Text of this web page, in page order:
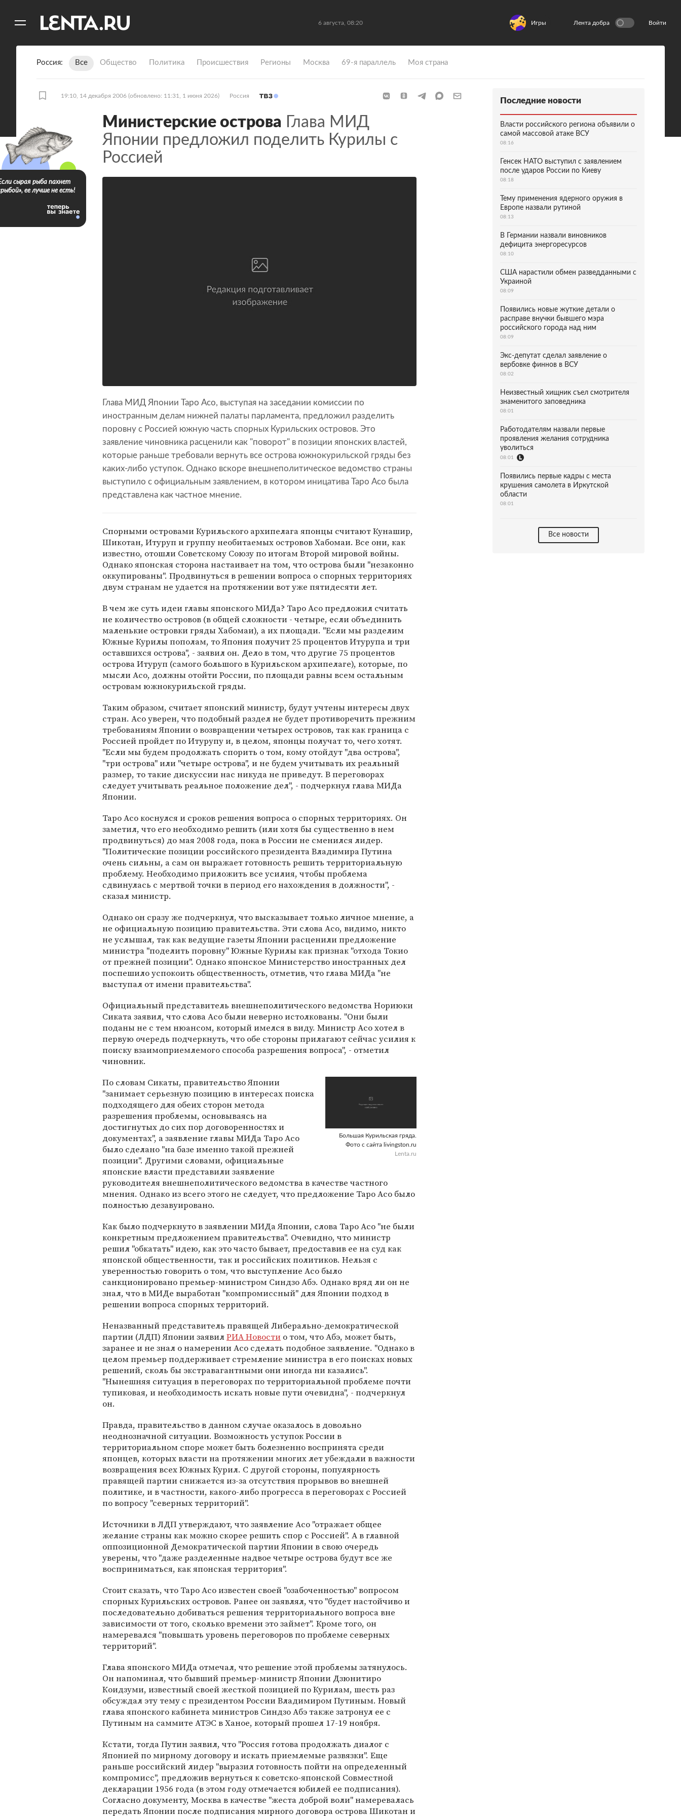
6 августа, 08:20 Игры Лента добра Войти
Россия Все Общество Политика Происшествия Регионы Москва 69-я параллель Моя страна
19:10, 14 декабря 2006 (обновлено: 11:31, 1 июня 2026) Россия
Министерские острова Глава МИД
Японии предложил поделить Курилы с
Россией
Глава МИД Японии Таро Асо, выступая на заседании комиссии по
иностранным делам нижней палаты парламента, предложил разделить
поровну с Россией южную часть спорных Курильских островов. Это
заявление чиновника расценили как "поворот" в позиции японских властей,
которые раньше требовали вернуть все острова южнокурильской гряды без
каких-либо уступок. Однако вскоре внешнеполитическое ведомство страны
выступило с официальным заявлением, в котором иницатива Таро Асо была
представлена как частное мнение.
Спорными островами Курильского архипелага японцы считают Кунашир,
Шикотан, Итуруп и группу необитаемых островов Хабомаи. Все они, как
известно, отошли Советскому Союзу по итогам Второй мировой войны.
Однако японская сторона настаивает на том, что острова были "незаконно
оккупированы". Продвинуться в решении вопроса о спорных территориях
двум странам не удается на протяжении вот уже пятидесяти лет.
В чем же суть идеи главы японского МИДа? Таро Асо предложил считать
не количество островов (в общей сложности - четыре, если объединить
маленькие островки гряды Хабомаи), а их площади. "Если мы разделим
Южные Курилы пополам, то Япония получит 25 процентов Итурупа и три
оставшихся острова", - заявил он. Дело в том, что другие 75 процентов
острова Итуруп (самого большого в Курильском архипелаге), которые, по
мысли Асо, должны отойти России, по площади равны всем остальным
островам южнокурильской гряды.
Таким образом, считает японский министр, будут учтены интересы двух
стран. Асо уверен, что подобный раздел не будет противоречить прежним
требованиям Японии о возвращении четырех островов, так как граница с
Россией пройдет по Итурупу и, в целом, японцы получат то, чего хотят.
"Если мы будем продолжать спорить о том, кому отойдут "два острова",
"три острова" или "четыре острова", и не будем учитывать их реальный
размер, то такие дискуссии нас никуда не приведут. В переговорах
следует учитывать реальное положение дел", - подчеркнул глава МИДа
Японии.
Таро Асо коснулся и сроков решения вопроса о спорных территориях. Он
заметил, что его необходимо решить (или хотя бы существенно в нем
продвинуться) до мая 2008 года, пока в России не сменился лидер.
"Политические позиции российского президента Владимира Путина
очень сильны, а сам он выражает готовность решить территориальную
проблему. Необходимо приложить все усилия, чтобы проблема
сдвинулась с мертвой точки в период его нахождения в должности", -
сказал министр.
Однако он сразу же подчеркнул, что высказывает только личное мнение, а
не официальную позицию правительства. Эти слова Асо, видимо, никто
не услышал, так как ведущие газеты Японии расценили предложение
министра "поделить поровну" Южные Курилы как признак "отхода Токио
от прежней позиции". Однако японское Министерство иностранных дел
поспешило успокоить общественность, отметив, что глава МИДа "не
выступал от имени правительства".
Официальный представитель внешнеполитического ведомства Нориюки
Сиката заявил, что слова Асо были неверно истолкованы. "Они были
поданы не с тем нюансом, который имелся в виду. Министр Асо хотел в
первую очередь подчеркнуть, что обе стороны прилагают сейчас усилия к
поиску взаимоприемлемого способа разрешения вопроса", - отметил
чиновник.
Большая Курильская гряда.
Фото с сайта livingston.ru
Lenta.ru
По словам Сикаты, правительство Японии
"занимает серьезную позицию в интересах поиска
подходящего для обеих сторон метода
разрешения проблемы, основываясь на
достигнутых до сих пор договоренностях и
документах", а заявление главы МИДа Таро Асо
было сделано "на базе именно такой прежней
позиции". Другими словами, официальные
японские власти представили заявление
руководителя внешнеполитического ведомства в качестве частного
мнения. Однако из всего этого не следует, что предложение Таро Асо было
полностью дезавуировано.
Как было подчеркнуто в заявлении МИДа Японии, слова Таро Асо "не были
конкретным предложением правительства". Очевидно, что министр
решил "обкатать" идею, как это часто бывает, предоставив ее на суд как
японской общественности, так и российских политиков. Нельзя с
уверенностью говорить о том, что выступление Асо было
санкционировано премьер-министром Синдзо Абэ. Однако вряд ли он не
знал, что в МИДе выработан "компромиссный" для Японии подход в
решении вопроса спорных территорий.
Неназванный представитель правящей Либерально-демократической
партии (ЛДП) Японии заявилРИА Новости о том, что Абэ, может быть,
заранее и не знал о намерении Асо сделать подобное заявление. "Однако в
целом премьер поддерживает стремление министра в его поисках новых
решений, сколь бы экстравагантными они иногда ни казались".
"Нынешняя ситуация в переговорах по территориальной проблеме почти
тупиковая, и необходимость искать новые пути очевидна", - подчеркнул
он.
Правда, правительство в данном случае оказалось в довольно
неоднозначной ситуации. Возможность уступок России в
территориальном споре может быть болезненно воспринята среди
японцев, которых власти на протяжении многих лет убеждали в важности
возвращения всех Южных Курил. С другой стороны, популярность
правящей партии снижается из-за отсутствия прорывов во внешней
политике, и в частности, какого-либо прогресса в переговорах с Россией
по вопросу "северных территорий".
Источники в ЛДП утверждают, что заявление Асо "отражает общее
желание страны как можно скорее решить спор с Россией". А в главной
оппозиционной Демократической партии Японии в свою очередь
уверены, что "даже разделенные надвое четыре острова будут все же
восприниматься, как японская территория".
Стоит сказать, что Таро Асо известен своей "озабоченностью" вопросом
спорных Курильских островов. Ранее он заявлял, что "будет настойчиво и
последовательно добиваться решения территориального вопроса вне
зависимости от того, сколько времени это займет". Кроме того, он
намеревался "повышать уровень переговоров по проблеме северных
территорий".
Глава японского МИДа отмечал, что решение этой проблемы затянулось.
Он напоминал, что бывший премьер-министр Японии Дзюнитиро
Коидзуми, известный своей жесткой позицией по Курилам, шесть раз
обсуждал эту тему с президентом России Владимиром Путиным. Новый
глава японского кабинета министров Синдзо Абэ также затронул ее с
Путиным на саммите АТЭС в Ханое, который прошел 17-19 ноября.
Кстати, тогда Путин заявил, что "Россия готова продолжать диалог с
Японией по мирному договору и искать приемлемые развязки". Еще
раньше российский лидер "выразил готовность пойти на определенный
компромисс", предложив вернуться к советско-японской Совместной
декларации 1956 года (в этом году отмечается юбилей ее подписания).
Согласно документу, Москва в качестве "жеста доброй воли" намеревалась
передать Японии после подписания мирного договора острова Шикотан и
сырая рыба пахнет
ее лучше не есть!
Последние новости
Власти российского региона объявили о
самой массовой атаке ВСУ
08:16
Генсек НАТО выступил с заявлением
после ударов России по Киеву
08:18
Тему применения ядерного оружия в
Европе назвали рутиной
08:13
В Германии назвали виновников
дефицита энергоресурсов
08:10
США нарастили обмен разведданными с
Украиной
08:09
Появились новые жуткие детали о
расправе внучки бывшего мэра
российского города над ним
08:09
Экс-депутат сделал заявление о
вербовке финнов в ВСУ
08:02
Неизвестный хищник съел смотрителя
знаменитого заповедника
08:01
Работодателям назвали первые
проявления желания сотрудника
уволиться
08:01
Появились первые кадры с места
крушения самолета в Иркутской
области
08:01
Все новости